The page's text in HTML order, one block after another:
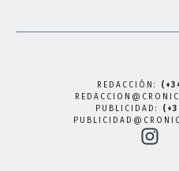
REDACCIÓN:
PUBLICIDAD: